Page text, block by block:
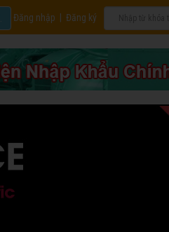
Đăng nhập Đăng ký